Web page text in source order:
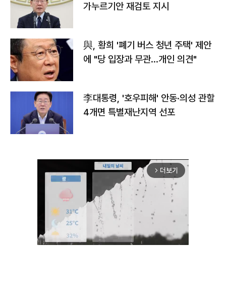
가누르기안 재검토 지시
與, 황희 '폐기 버스 청년 주택' 제안
에 "당 입장과 무관…개인 의견"
李대통령, '호우피해' 안동·의성 관할
4개면 특별재난지역 선포
arrow_forward_ios 더보기